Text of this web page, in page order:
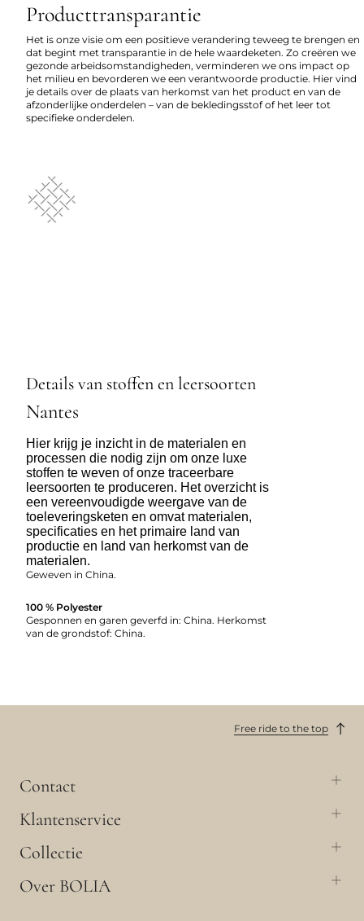
Producttransparantie
Het is onze visie om een positieve verandering teweeg te brengen en
dat begint met transparantie in de hele waardeketen. Zo creëren we
gezonde arbeidsomstandigheden, verminderen we ons impact op
het milieu en bevorderen we een verantwoorde productie. Hier vind
je details over de plaats van herkomst van het product en van de
afzonderlijke onderdelen – van de bekledingsstof of het leer tot
specifieke onderdelen.
Details van stoffen en leersoorten
Nantes
Hier krijg je inzicht in de materialen en
processen die nodig zijn om onze luxe
stoffen te weven of onze traceerbare
leersoorten te produceren. Het overzicht is
een vereenvoudigde weergave van de
toeleveringsketen en omvat materialen,
specificaties en het primaire land van
productie en land van herkomst van de
materialen.
Geweven in China.
100 % Polyester
Gesponnen en garen geverfd in: China. Herkomst
van de grondstof: China.
Free ride to the top
Contact
Klantenservice
Collectie
Over BOLIA